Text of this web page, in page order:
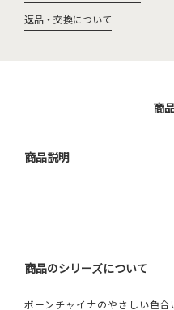
返品・交換について
商
商品説明
商品のシリーズについて
ボーンチャイナのやさしい色